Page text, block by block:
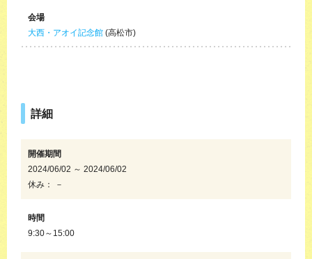
会場
大西・アオイ記念館 (高松市)
詳細
開催期間
2024/06/02 ～ 2024/06/02
休み： －
時間
9:30～15:00